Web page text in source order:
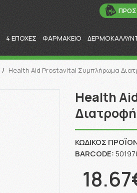
4 ΕΠΟΧΕΣ ΦΑΡΜΑΚΕΙΟ
Αναζήτηση
/ Health Aid Prostavital Συμπλήρωμα
Health
ΚΩΔΙΚΌΣ
BARCODE: